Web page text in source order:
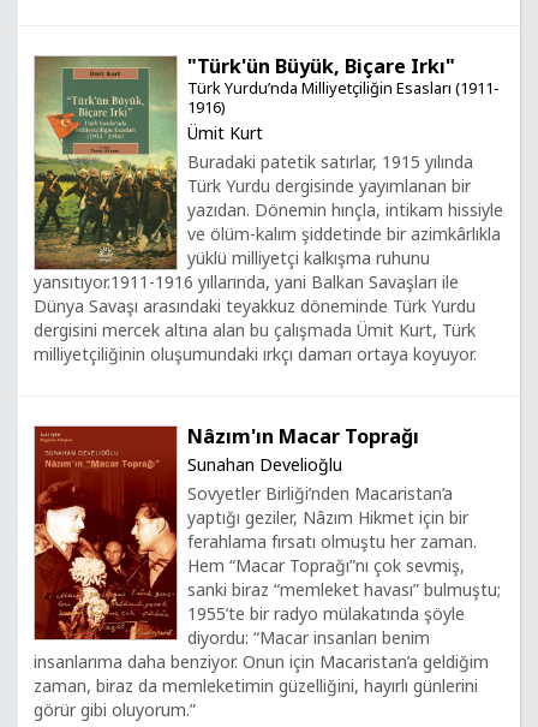
"Türk'ün Büyük, Biçare Irkı"
Türk Yurdu’nda Milliyetçiliğin Esasları (1911-
1916)
Ümit Kurt
Buradaki patetik satırlar, 1915 yılında
Türk Yurdu dergisinde yayımlanan bir
yazıdan. Dönemin hınçla, intikam hissiyle
ve ölüm-kalım şiddetinde bir azimkârlıkla
yüklü milliyetçi kalkışma ruhunu
yansıtıyor.1911-1916 yıllarında, yani Balkan Savaşları ile
Dünya Savaşı arasındaki teyakkuz döneminde Türk Yurdu
dergisini mercek altına alan bu çalışmada Ümit Kurt, Türk
milliyetçiliğinin oluşumundaki ırkçı damarı ortaya koyuyor.
Nâzım'ın Macar Toprağı
Sunahan Develioğlu
Sovyetler Birliği’nden Macaristan’a
yaptığı geziler, Nâzım Hikmet için bir
ferahlama fırsatı olmuştu her zaman.
Hem “Macar Toprağı”nı çok sevmiş,
sanki biraz “memleket havası” bulmuştu;
1955’te bir radyo mülakatında şöyle
diyordu: “Macar insanları benim
insanlarıma daha benziyor. Onun için Macaristan’a geldiğim
zaman, biraz da memleketimin güzelliğini, hayırlı günlerini
görür gibi oluyorum.”